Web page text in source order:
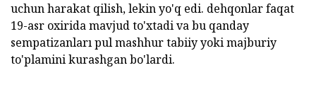
uchun harakat qilish, lekin yo'q edi. dehqonlar faqat
19-asr oxirida mavjud to'xtadi va bu qanday
sempatizanları pul mashhur tabiiy yoki majburiy
to'plamini kurashgan bo'lardi.